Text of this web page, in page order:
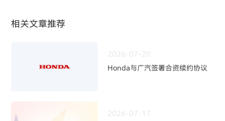
相关文章推荐
2026-07-20
Honda与广汽签署合资续约协议
2026-07-17